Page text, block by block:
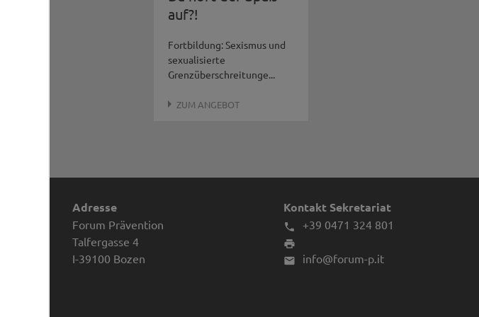
auf?!
Fortbildung: Sexismus und
sexualisierte
Grenzüberschreitunge...
ZUM ANGEBOT
Adresse
Forum Prävention
Talfergasse 4
I-39100 Bozen
Kontakt Sekretariat
 +39 0471 324 801


info@forum-p.it